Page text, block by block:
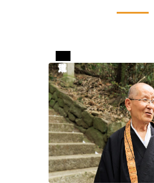
いろり端
特集「一隅を照らす」
探訪「1200年の魅力交流」
日本文化を探る
プレスアーカイブ